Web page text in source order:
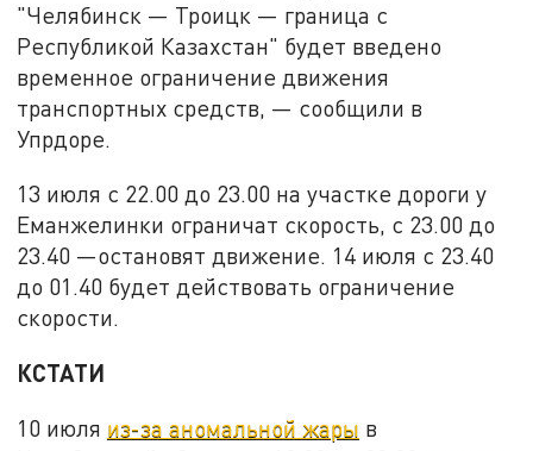
"Челябинск — Троицк — граница с
Республикой Казахстан" будет введено
временное ограничение движения
транспортных средств, — сообщили в
Упрдоре.
13 июля с 22.00 до 23.00 на участке дороги у
Еманжелинки ограничат скорость, с 23.00 до
23.40 —остановят движение. 14 июля с 23.40
до 01.40 будет действовать ограничение
скорости.
КСТАТИ
10 июля из-за аномальной жары в